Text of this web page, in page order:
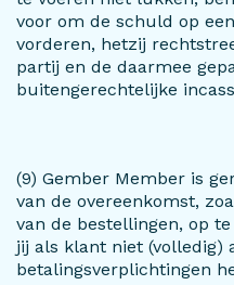
voor om de schuld op
vorderen, hetzij
partij en de daarmee
buitengerechtelijke
(9) Gember Member is
van de overeenkomst,
van de bestellingen, op
jij als klant niet (volledig)
betalingsverplichtingen